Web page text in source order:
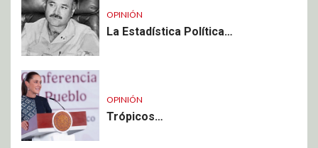
OPINIÓN
La Estadística Política…
OPINIÓN
Trópicos…